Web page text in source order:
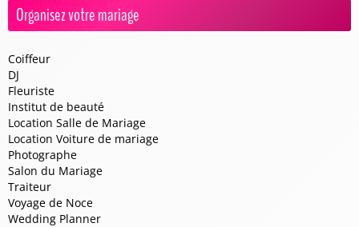
Organisez votre mariage
Coiffeur
DJ
Fleuriste
Institut de beauté
Location Salle de Mariage
Location Voiture de mariage
Photographe
Salon du Mariage
Traiteur
Voyage de Noce
Wedding Planner